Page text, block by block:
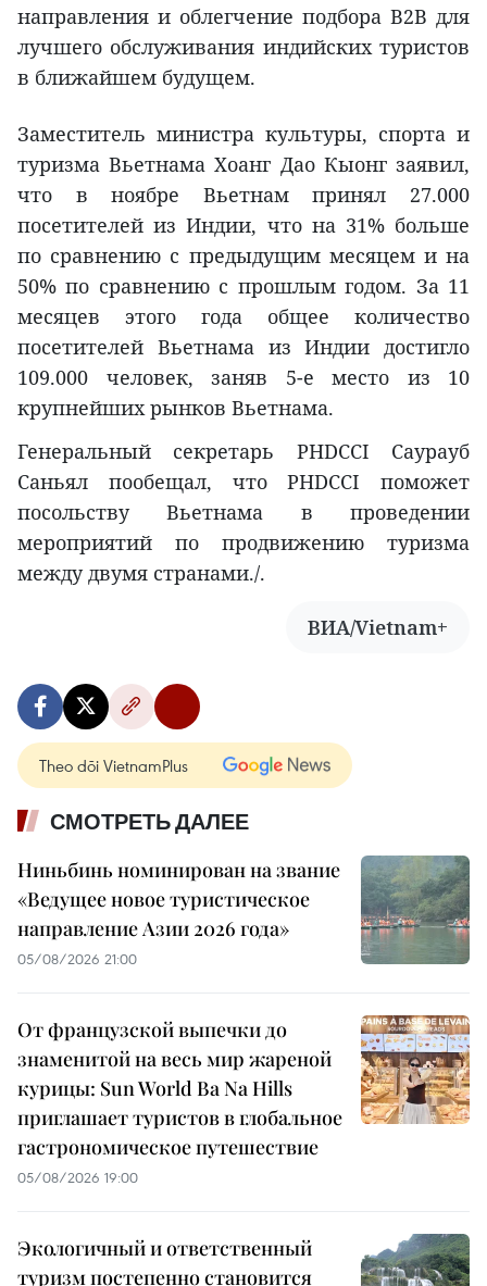
направления и облегчение подбора B2B для
лучшего обслуживания индийских туристов
в ближайшем будущем.
Заместитель министра культуры, спорта и
туризма Вьетнама Хоанг Дао Кыонг заявил,
что в ноябре Вьетнам принял 27.000
посетителей из Индии, что на 31% больше
по сравнению с предыдущим месяцем и на
50% по сравнению с прошлым годом. За 11
месяцев этого года общее количество
посетителей Вьетнама из Индии достигло
109.000 человек, заняв 5-е место из 10
крупнейших рынков Вьетнама.
Генеральный секретарь PHDCCI Саурауб
Саньял пообещал, что PHDCCI поможет
посольству Вьетнама в проведении
мероприятий по продвижению туризма
между двумя странами./.
ВИА/Vietnam+
Theo dõi VietnamPlus
СМОТРЕТЬ ДАЛЕЕ
Ниньбинь номинирован на звание
«Ведущее новое туристическое
направление Азии 2026 года»
05/08/2026 21:00
От французской выпечки до
знаменитой на весь мир жареной
курицы: Sun World Ba Na Hills
приглашает туристов в глобальное
гастрономическое путешествие
05/08/2026 19:00
Экологичный и ответственный
туризм постепенно становится